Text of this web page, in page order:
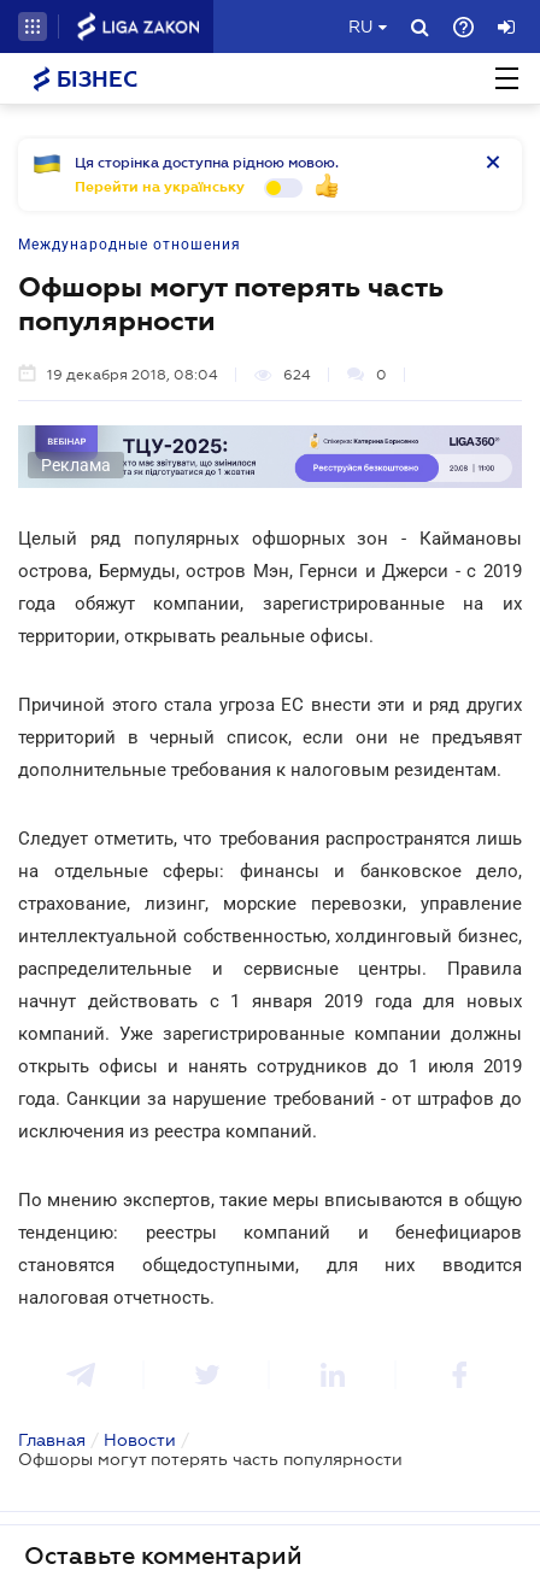
RU
БІЗНЕС
Ця сторінка доступна рідною мовою.
Перейти на українську
Международные отношения
Офшоры могут потерять часть
популярности
19 декабря 2018, 08:04 624 0
Реклама
Целый ряд популярных офшорных зон - Каймановы
острова, Бермуды, остров Мэн, Гернси и Джерси - с 2019
года обяжут компании, зарегистрированные на их
территории, открывать реальные офисы.
Причиной этого стала угроза ЕС внести эти и ряд других
территорий в черный список, если они не предъявят
дополнительные требования к налоговым резидентам.
Следует отметить, что требования распространятся лишь
на отдельные сферы: финансы и банковское дело,
страхование, лизинг, морские перевозки, управление
интеллектуальной собственностью, холдинговый бизнес,
распределительные и сервисные центры. Правила
начнут действовать с 1 января 2019 года для новых
компаний. Уже зарегистрированные компании должны
открыть офисы и нанять сотрудников до 1 июля 2019
года. Санкции за нарушение требований - от штрафов до
исключения из реестра компаний.
По мнению экспертов, такие меры вписываются в общую
тенденцию: реестры компаний и бенефициаров
становятся общедоступными, для них вводится
налоговая отчетность.
Главная / Новости /
Офшоры могут потерять часть популярности
Оставьте комментарий